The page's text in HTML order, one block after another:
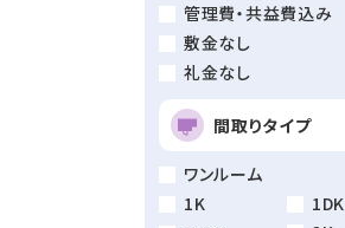
管理費・共益費込み
敷金なし
礼金なし
間取りタイプ
ワンルーム
1K
1DK